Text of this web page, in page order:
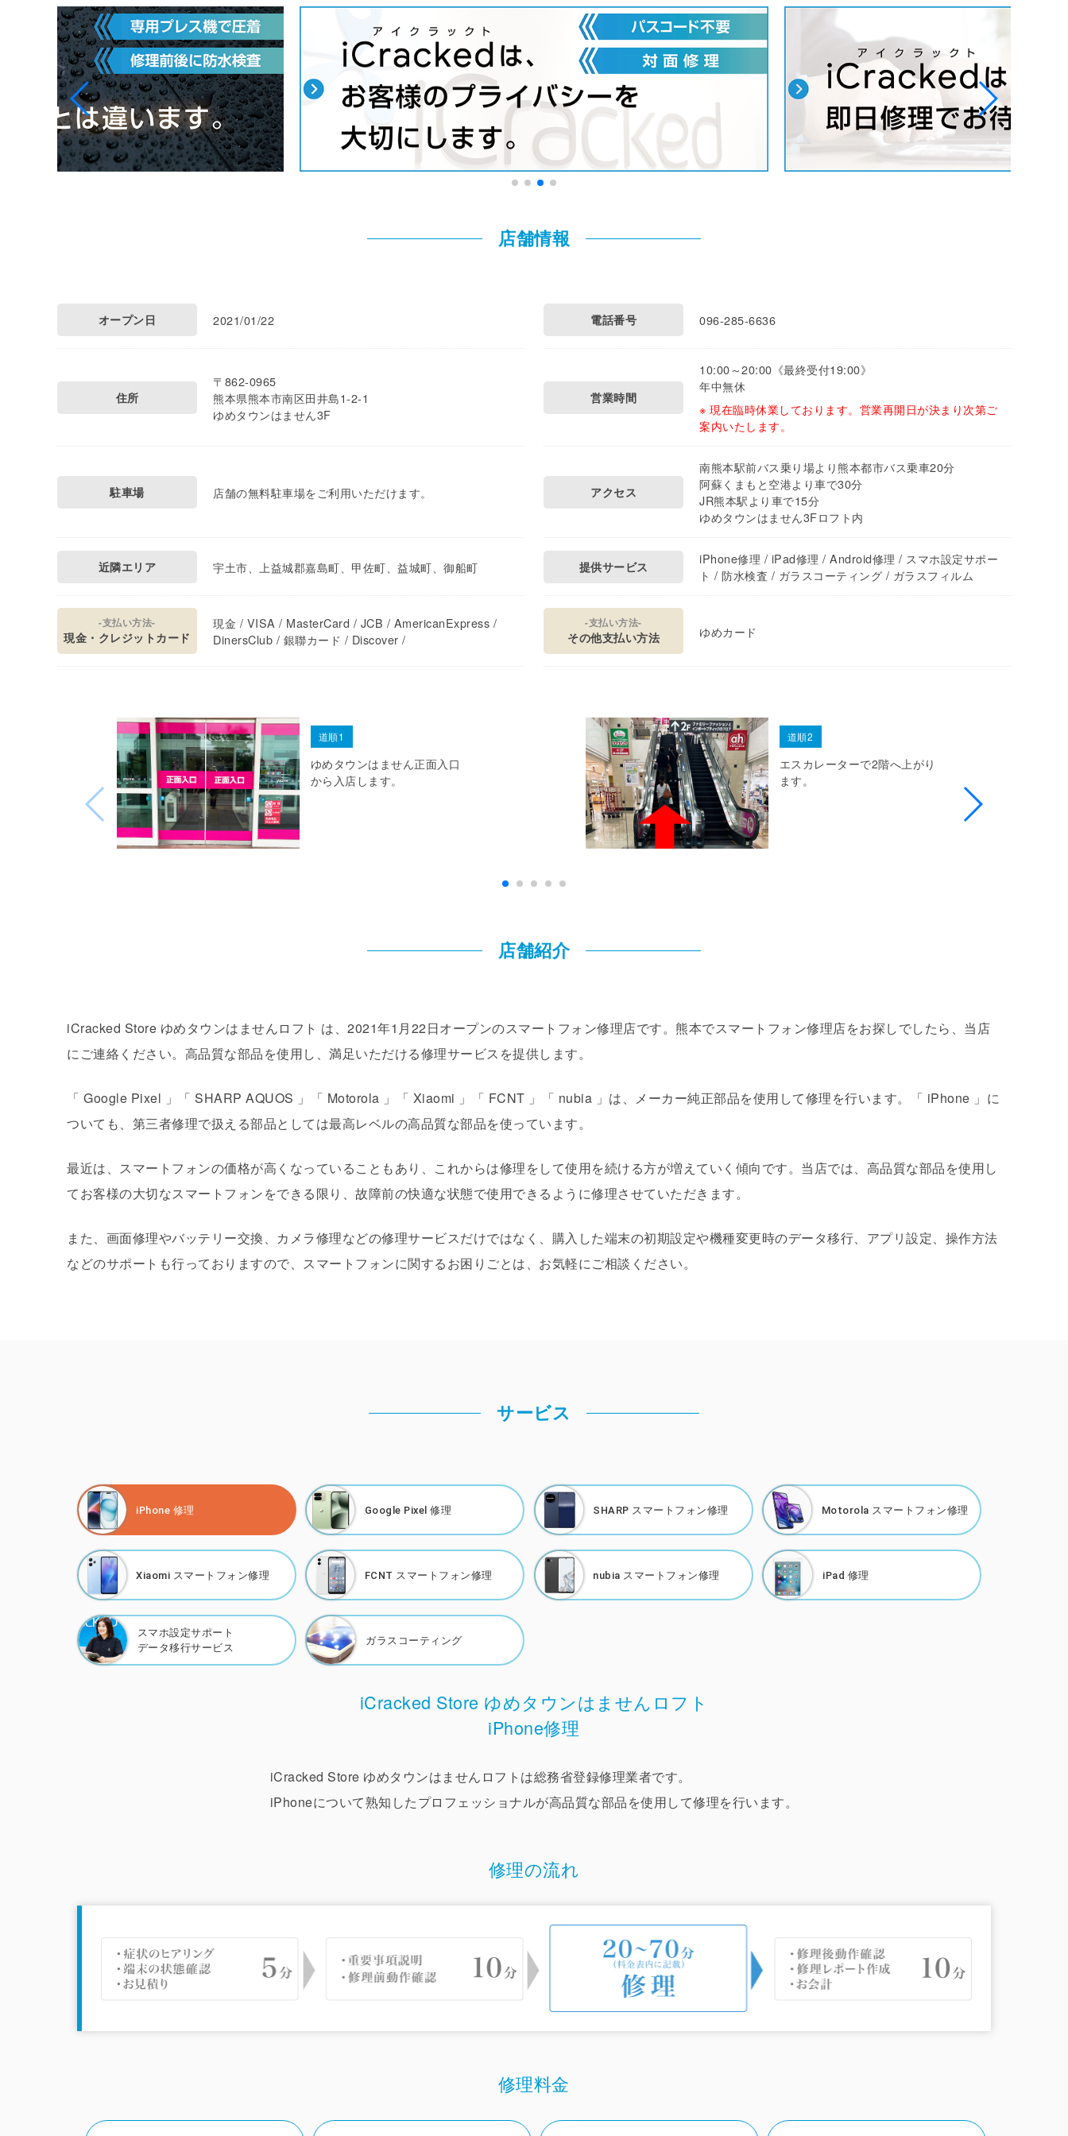
店舗情報
オープン日 2021/01/22 電話番号 096-285-6636
住所
〒862-0965
熊本県熊本市南区田井島1-2-1
ゆめタウンはません3F
営業時間
10:00～20:00《最終受付19:00》
年中無休
※ 現在臨時休業しております。営業再開日が決まり次第ご
案内いたします。
駐車場 店舗の無料駐車場をご利用いただけます。 アクセス
南熊本駅前バス乗り場より熊本都市バス乗車20分
阿蘇くまもと空港より車で30分
JR熊本駅より車で15分
ゆめタウンはません3Fロフト内
近隣エリア 宇土市、上益城郡嘉島町、甲佐町、益城町、御船町 提供サービス
iPhone修理 / iPad修理 / Android修理 / スマホ設定サポー
ト / 防水検査 / ガラスコーティング / ガラスフィルム
-支払い方法-
現金・クレジットカード
現金 / VISA / MasterCard / JCB / AmericanExpress /
DinersClub / 銀聯カード / Discover /
-支払い方法-
その他支払い方法 ゆめカード
道順1
ゆめタウンはません正面入口
から入店します。
道順2
エスカレーターで2階へ上がり
ます。
店舗紹介
iCracked Store ゆめタウンはませんロフト は、2021年1月22日オープンのスマートフォン修理店です。熊本でスマートフォン修理店をお探しでしたら、当店
にご連絡ください。高品質な部品を使用し、満足いただける修理サービスを提供します。
「 Google Pixel 」「 SHARP AQUOS 」「 Motorola 」「 Xiaomi 」「 FCNT 」「 nubia 」は、メーカー純正部品を使用して修理を行います。「 iPhone 」に
ついても、第三者修理で扱える部品としては最高レベルの高品質な部品を使っています。
最近は、スマートフォンの価格が高くなっていることもあり、これからは修理をして使用を続ける方が増えていく傾向です。当店では、高品質な部品を使用し
てお客様の大切なスマートフォンをできる限り、故障前の快適な状態で使用できるように修理させていただきます。
また、画面修理やバッテリー交換、カメラ修理などの修理サービスだけではなく、購入した端末の初期設定や機種変更時のデータ移行、アプリ設定、操作方法
などのサポートも行っておりますので、スマートフォンに関するお困りごとは、お気軽にご相談ください。
サービス
iPhone 修理 Google Pixel 修理 SHARP スマートフォン修理 Motorola スマートフォン修理
Xiaomi スマートフォン修理 FCNT スマートフォン修理 nubia スマートフォン修理 iPad 修理
スマホ設定サポート
データ移行サービス
ガラスコーティング
iCracked Store ゆめタウンはませんロフト
iPhone修理
iCracked Store ゆめタウンはませんロフトは総務省登録修理業者です。
iPhoneについて熟知したプロフェッショナルが高品質な部品を使用して修理を行います。
修理の流れ
修理料金